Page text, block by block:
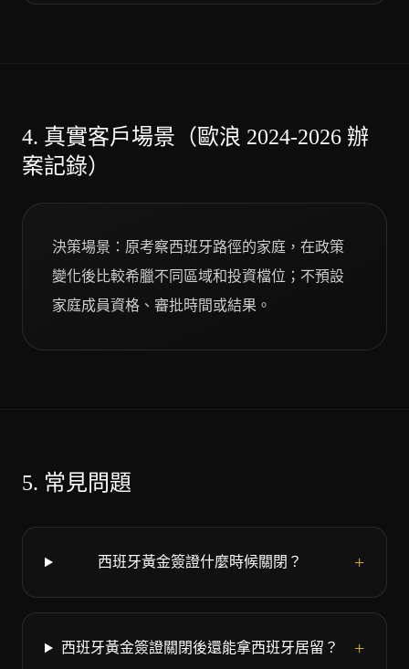
4. 真實客戶場景（歐浪 2024-2026 辦
案記錄）
決策場景：原考察西班牙路徑的家庭，在政策
變化後比較希臘不同區域和投資檔位；不預設
家庭成員資格、審批時間或結果。
5. 常見問題
西班牙黃金簽證什麼時候關閉？ +
西班牙黃金簽證關閉後還能拿西班牙居留？ +